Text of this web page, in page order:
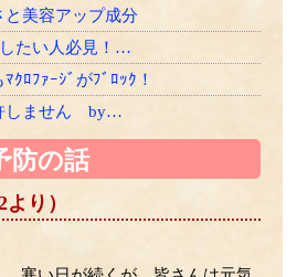
美容アップ成分
たい人必見！…
ﾛﾌｧｰｼﾞがﾌﾞﾛｯｸ！
しません by…
から差がつく？
く！？
っつけろ
技！
効くLPSﾌﾗｲﾄへ！
防の話
り）